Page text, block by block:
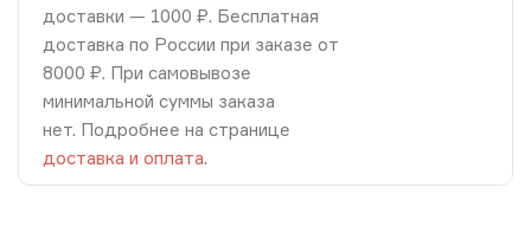
доставки — 1000 ₽. Бесплатная
доставка по России при заказе от
8000 ₽. При самовывозе
минимальной суммы заказа
нет. Подробнее на странице
доставка и оплата.